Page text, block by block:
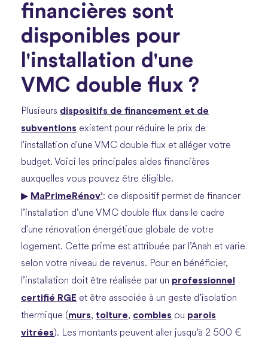
financières sont
disponibles pour
l'installation d'une
VMC double flux ?
Plusieurs dispositifs de financement et de
subventions existent pour réduire le prix de
l'installation d'une VMC double flux et alléger votre
budget. Voici les principales aides financières
auxquelles vous pouvez être éligible.
▶ MaPrimeRénov’: ce dispositif permet de financer
l’installation d’une VMC double flux dans le cadre
d'une rénovation énergétique globale de votre
logement. Cette prime est attribuée par l’Anah et varie
selon votre niveau de revenus. Pour en bénéficier,
l’installation doit être réalisée par un professionnel
certifié RGE et être associée à un geste d’isolation
thermique (murs, toiture, combles ou parois
vitrées). Les montants peuvent aller jusqu’à 2 500 €